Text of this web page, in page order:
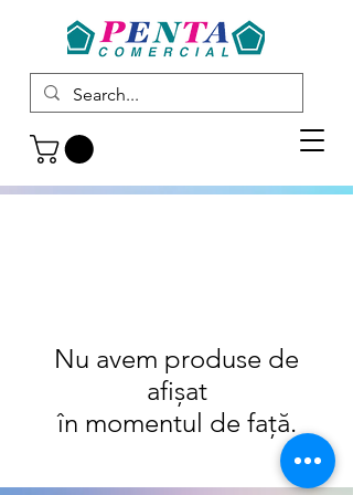
Nu avem produse de
afișat
în momentul de față.